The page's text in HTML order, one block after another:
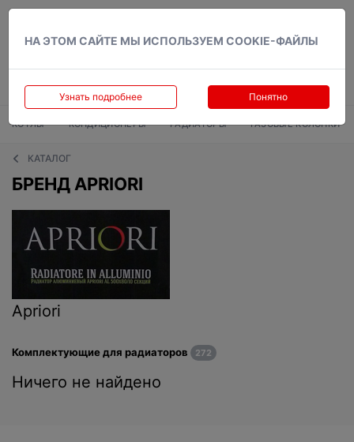
НА ЭТОМ САЙТЕ МЫ ИСПОЛЬЗУЕМ COOKIE-ФАЙЛЫ
Узнать подробнее Понятно
КОТЛЫ КОНДИЦИОНЕРЫ РАДИАТОРЫ ГАЗОВЫЕ КОЛОНКИ
КАТАЛОГ
БРЕНД APRIORI
Apriori
Комплектующие для радиаторов 272
Ничего не найдено